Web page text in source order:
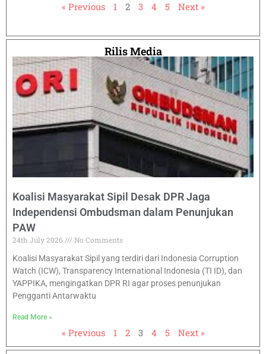
« Previous 1 2 3 4 5 Next »
Rilis Media
Koalisi Masyarakat Sipil Desak DPR Jaga
Independensi Ombudsman dalam Penunjukan
PAW
24th July 2026
No Comments
Koalisi Masyarakat Sipil yang terdiri dari Indonesia Corruption
Watch (ICW), Transparency International Indonesia (TI ID), dan
YAPPIKA, mengingatkan DPR RI agar proses penunjukan
Pengganti Antarwaktu
Read More »
« Previous 1 2 3 4 5 Next »